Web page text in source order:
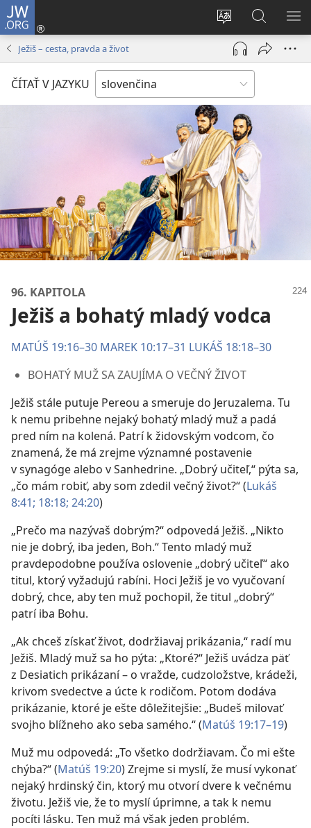
JW.ORG
Zmeniť
jazyk
stránky
Prihlásiť
sa
(otvorí
okno)
na
JW.ORG
Ježiš – cesta, pravda a život
ČÍTAŤ V JAZYKU
96. KAPITOLA
Ježiš a bohatý mladý vodca
MATÚŠ 19:16–30 MAREK 10:17–31 LUKÁŠ 18:18–30
BOHATÝ MUŽ SA ZAUJÍMA O VEČNÝ ŽIVOT
Ježiš stále putuje Pereou a smeruje do Jeruzalema. Tu
k nemu pribehne nejaký bohatý mladý muž a padá
pred ním na kolená. Patrí k židovským vodcom, čo
znamená, že má zrejme významné postavenie
v synagóge alebo v Sanhedrine. „Dobrý učiteľ,“ pýta sa,
„čo mám robiť, aby som zdedil večný život?“ (Lukáš
8:41; 18:18; 24:20)
„Prečo ma nazývaš dobrým?“ odpovedá Ježiš. „Nikto
nie je dobrý, iba jeden, Boh.“ Tento mladý muž
pravdepodobne používa oslovenie „dobrý učiteľ“ ako
titul, ktorý vyžadujú rabíni. Hoci Ježiš je vo vyučovaní
dobrý, chce, aby ten muž pochopil, že titul „dobrý“
patrí iba Bohu.
„Ak chceš získať život, dodržiavaj prikázania,“ radí mu
Ježiš. Mladý muž sa ho pýta: „Ktoré?“ Ježiš uvádza päť
z Desiatich prikázaní – o vražde, cudzoložstve, krádeži,
krivom svedectve a úcte k rodičom. Potom dodáva
prikázanie, ktoré je ešte dôležitejšie: „Budeš milovať
svojho blížneho ako seba samého.“ (Matúš 19:17–19)
Muž mu odpovedá: „To všetko dodržiavam. Čo mi ešte
chýba?“ (Matúš 19:20) Zrejme si myslí, že musí vykonať
nejaký hrdinský čin, ktorý mu otvorí dvere k večnému
životu. Ježiš vie, že to myslí úprimne, a tak k nemu
pocíti lásku. Ten muž má však jeden problém.